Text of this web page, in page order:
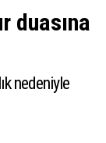
duasına
nedeniyle